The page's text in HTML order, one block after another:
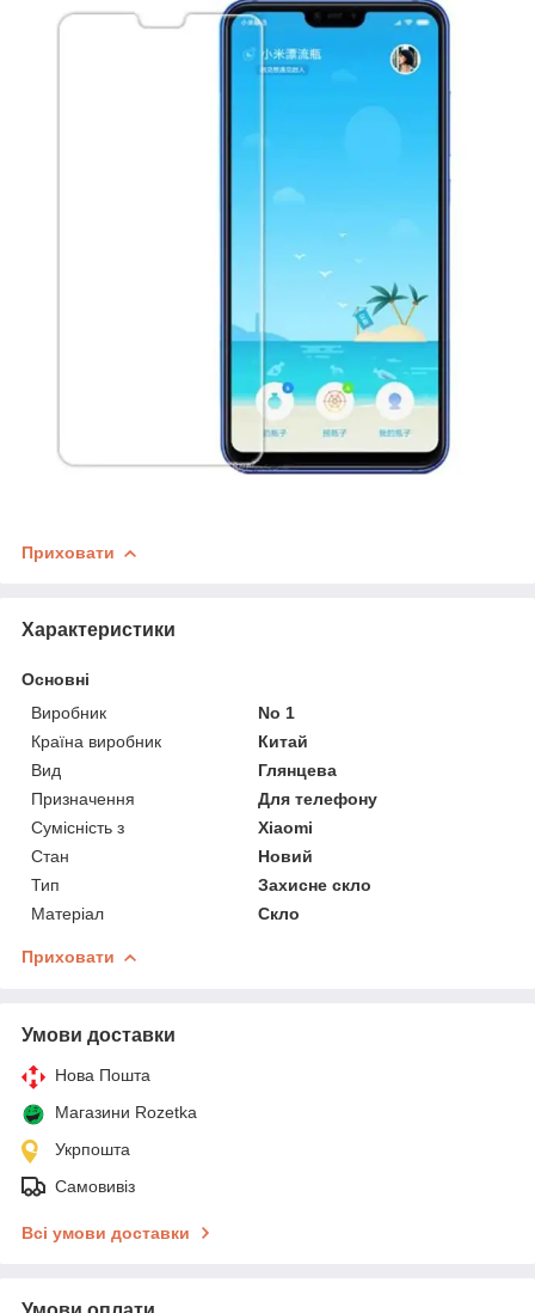
Приховати
Характеристики
Основні
Виробник
No 1
Країна виробник
Китай
Вид
Глянцева
Призначення
Для телефону
Сумісність з
Xiaomi
Стан
Новий
Тип
Захисне скло
Матеріал
Скло
Приховати
Умови доставки
Нова Пошта
Магазини Rozetka
Укрпошта
Самовивіз
Всі умови доставки